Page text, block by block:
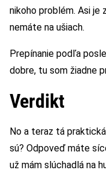
nikoho problém. Asi je
nemáte na ušiach.
Prepínanie podľa
dobre, tu som žiadne
Verdikt
No a teraz tá
sú? Odpoveď máte
už mám slúchadlá na